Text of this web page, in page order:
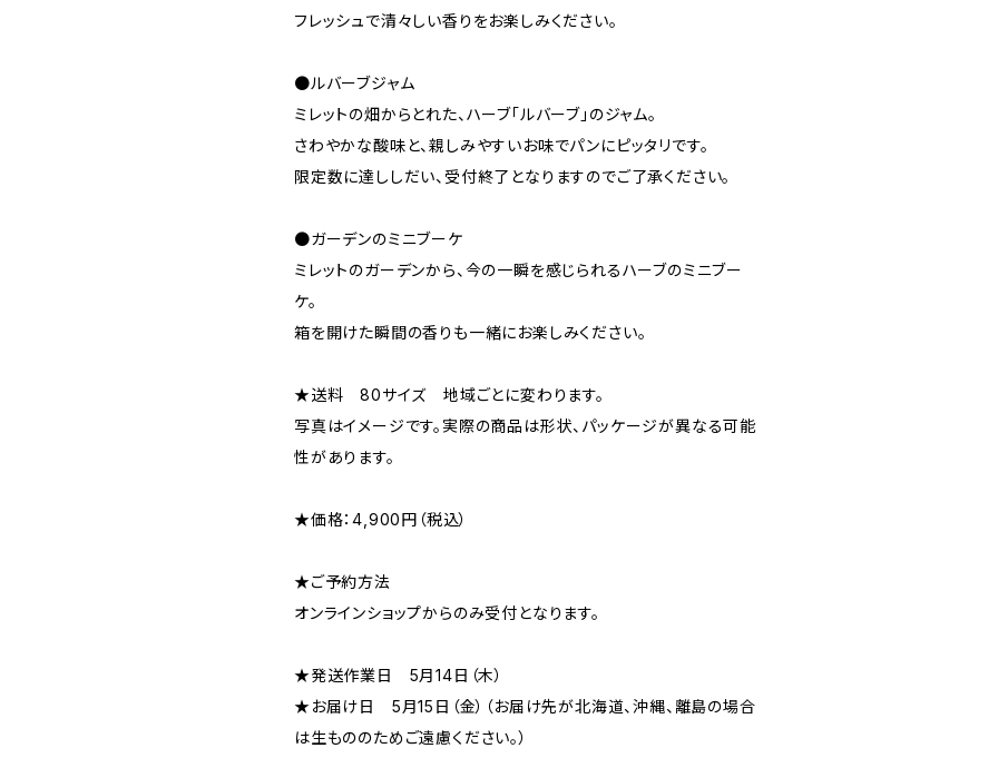
フレッシュで清々しい香りをお楽しみください。
●ルバーブジャム
ミレットの畑からとれた、ハーブ「ルバーブ」のジャム。
さわやかな酸味と、親しみやすいお味でパンにピッタリです。
限定数に達ししだい、受付終了となりますのでご了承ください。
●ガーデンのミニブーケ
ミレットのガーデンから、今の一瞬を感じられるハーブのミニブー
ケ。
箱を開けた瞬間の香りも一緒にお楽しみください。
★送料 80サイズ 地域ごとに変わります。
写真はイメージです。実際の商品は形状、パッケージが異なる可能
性があります。
★価格：4,900円（税込）
★ご予約方法
オンラインショップからのみ受付となります。
★発送作業日 5月14日（木）
★お届け日 5月15日（金）（お届け先が北海道、沖縄、離島の場合
は生もののためご遠慮ください。）